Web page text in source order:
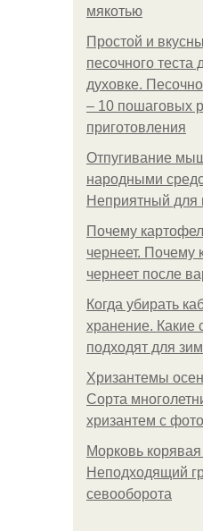
мякотью
Простой и
песочного теста
духовке.
– 10 пошаговых
приготовления
Отпугивание
народными
Неприятный для
Почему
чернеет. Почему
чернеет после
Когда убирать
хранение. Какие
подходят для
Хризантемы
Сорта
хризантем с фото
Морковь корявая
Неподходящий
севооборота